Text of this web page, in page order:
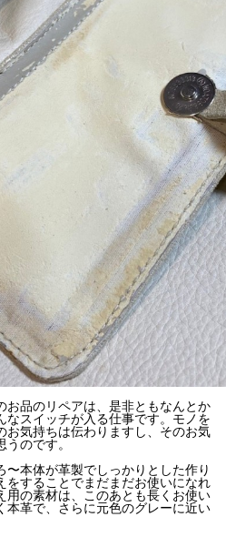
お品のリペアは、是非ともなんとか
なスイッチが入る仕事です。モノを
お気持ちは伝わりますし、そのお気
のです。
本体が革製でしっかりとした作り
をすることでまだまだお使いになれ
用の素材は、このあとも長くお使い
本革で、さらに元色のグレーに近い